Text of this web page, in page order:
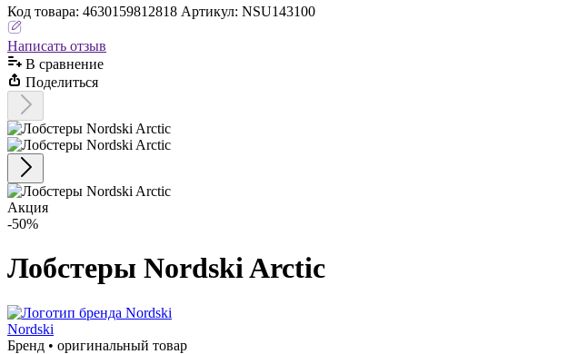
Код товара: 4630159812818 Артикул: NSU143100
Написать отзыв
В сравнениe
Поделиться
Акция
-50%
Лобстеры Nordski Arctic
Nordski
Бренд • оригинальный товар